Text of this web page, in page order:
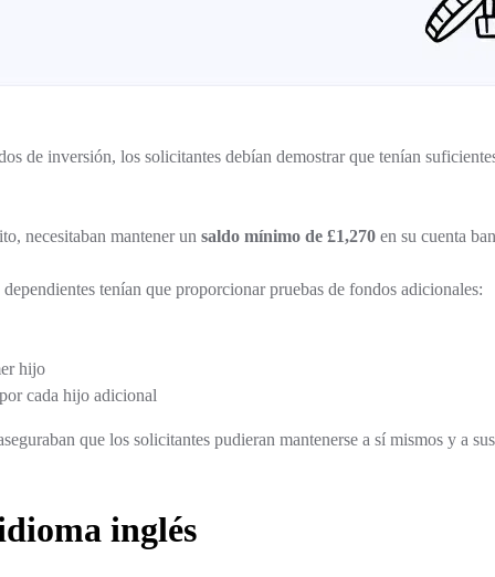
de inversión, los solicitantes debían demostrar que tenían
necesitaban mantener un saldo mínimo de £1,270 en su cuenta
tenían que proporcionar pruebas de fondos adicionales:
hijo
cada hijo adicional
que los solicitantes pudieran mantenerse a sí mismos y a
inglés